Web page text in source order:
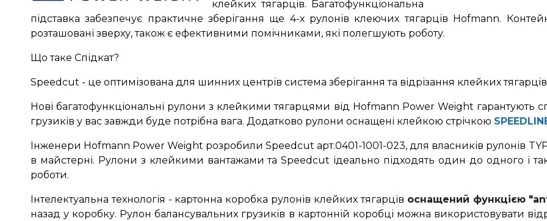
клейких тягарців. Багатофункціональна
підставка забезпечує практичне зберігання ще 4-х рулонів клеючих тягарців Hofmann.
розташовані зверху, також є ефективними помічниками, які полегшують роботу.
Що таке Спідкат?
Speedcut - це оптимізована для шинних центрів система зберігання та відрізання клейких
Нові багатофункціональні рулони з клейкими тягарцями від Hofmann Power Weight гарантують
грузиків у вас завжди буде потрібна вага. Додатково рулони оснащені клейкою стрічкою
Інженери Hofmann Power Weight розробили Speedcut арт.0401-1001-023, для власників рулонів
в майстерні. Рулони з клейкими вантажами та Speedcut ідеально підходять один до одного і
роботи.
Інтелектуальна технологія - картонна коробка рулонів клейких тягарців оснащений функцією
назад у коробку. Рулон балансувальних грузиків в картонній коробці можна використовувати